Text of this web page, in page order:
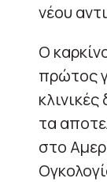
νέου
Ο
πρώτος
τα
στο